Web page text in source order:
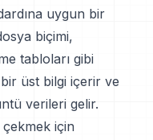
uygun bir
biçimi,
tabloları gibi
üst bilgi içerir ve
verileri gelir.
için